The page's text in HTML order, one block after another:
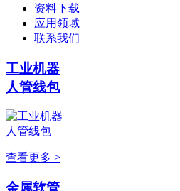
资料下载
应用领域
联系我们
工业机器
人管线包
查看更多 >
金属软管